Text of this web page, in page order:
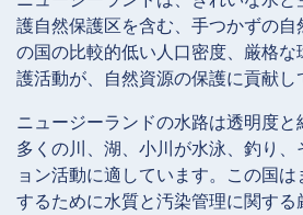
護自然保護区を含む、手つかずの自
の国の比較的低い人口密度、厳格
護活動が、自然資源の保護に貢献し
ニュージーランドの水路は透明度と
多くの川、湖、小川が水泳、釣り
ョン活動に適しています。この国
するために水質と汚染管理に関す